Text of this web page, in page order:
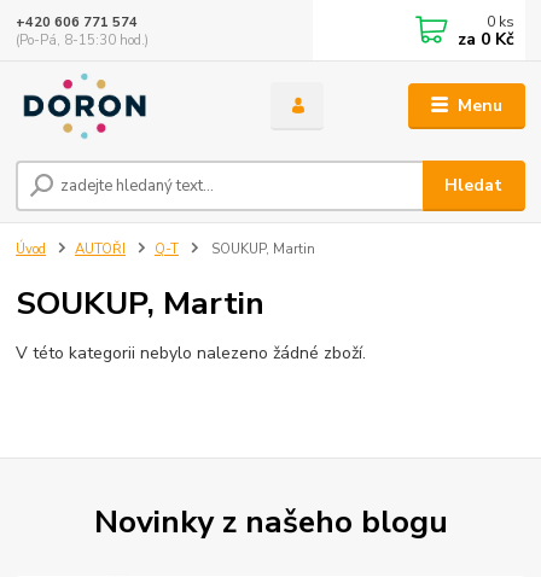
Menu
Hledat
+420 606 771 574
(Po-Pá, 8-15:30 hod.)
0 ks
za 0 Kč
Úvod AUTOŘI Q-T SOUKUP, Martin
SOUKUP, Martin
V této kategorii nebylo nalezeno žádné zboží.
Novinky z našeho blogu